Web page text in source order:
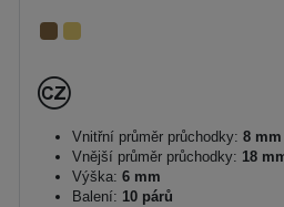
Vnitřní průměr průchodky: 8 mm
Vnější průměr průchodky: 18
Výška: 6 mm
Balení: 10 párů